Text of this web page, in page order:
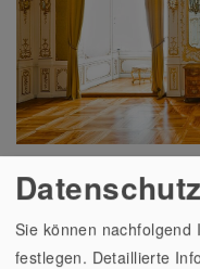
Sie können nachfolgend
festlegen. Detaillierte